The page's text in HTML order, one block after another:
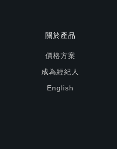
關於產品
價格方案
成為經紀人
English